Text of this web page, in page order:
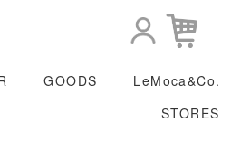
GOODS LeMoca&Co.
STORES